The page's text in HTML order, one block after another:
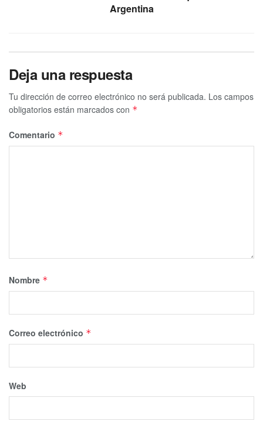
Argentina
Deja una respuesta
Tu dirección de correo electrónico no será publicada. Los campos
obligatorios están marcados con *
Comentario *
Nombre *
Correo electrónico *
Web